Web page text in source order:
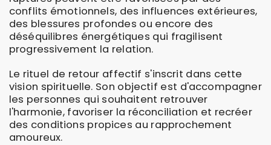
conflits émotionnels, des influences extérieures,
des blessures profondes ou encore des
déséquilibres énergétiques qui fragilisent
progressivement la relation.
Le rituel de retour affectif s'inscrit dans cette
vision spirituelle. Son objectif est d'accompagner
les personnes qui souhaitent retrouver
l'harmonie, favoriser la réconciliation et recréer
des conditions propices au rapprochement
amoureux.